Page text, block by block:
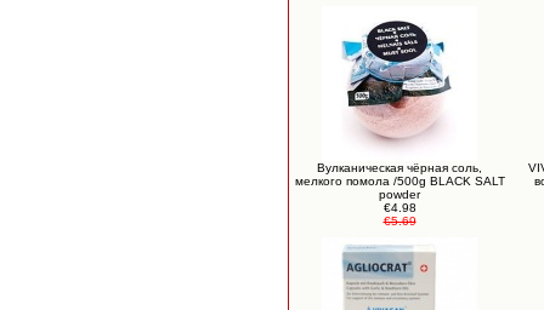
Вулканическая чёрная соль,
мелкого помола /500g BLACK SALT
powder
€4.98
€5.69